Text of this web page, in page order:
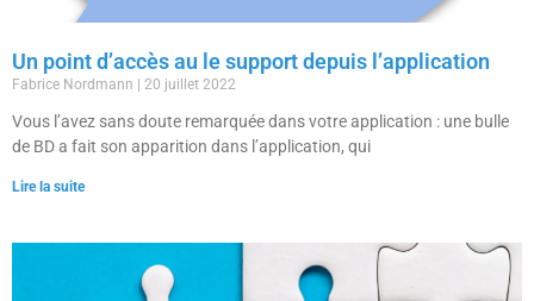
Un point d’accès au le support depuis l’application
Fabrice Nordmann 20 juillet 2022
Vous l’avez sans doute remarquée dans votre application : une bulle
de BD a fait son apparition dans l’application, qui
Lire la suite